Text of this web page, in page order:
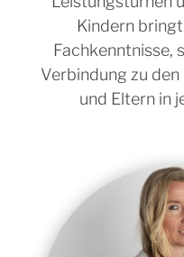
Kindern
Fachkenntnisse,
Verbindung zu
und Eltern in